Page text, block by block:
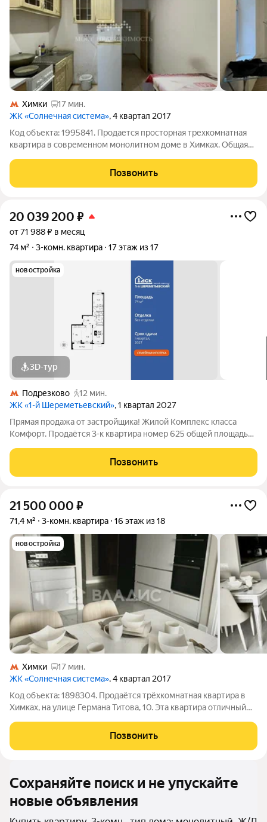
Химки
17 мин.
ЖК «Солнечная система», 4 квартал 2017
Код объекта: 1995841. Продается просторная трехкомнатная
квартира в современном монолитном доме в Химках. Общая
м, что позволяет с комфортом разместить большую семью или
организовать
Позвонить
20 039 200 ₽
от 71 988 ₽ в месяц
74 м²
3-комн. квартира 17 этаж из 17
новостройка
3D-тур
Подрезково
12 мин.
ЖК «1-й Шереметьевский», 1 квартал 2027
Прямая продажа от застройщика! Жилой Комплекс класса
Комфорт. Продаётся 3-к квартира номер 625 общей площадью
Мастер-зона с гардеробной. Просторное место для отдыха и
удобного хранения вещей.
Позвонить
21 500 000 ₽
71,4 м² 3-комн. квартира 16 этаж из 18
новостройка
Химки
17 мин.
ЖК «Солнечная система», 4 квартал 2017
Код объекта: 1898304. Продаётся трёхкомнатная квартира в
Химках, на улице Германа Титова, 10. Эта квартира отличный
планировкой и качественным ремонтом. Квартира
расположена на 16-м этаже
Позвонить
Сохраняйте поиск и не упускайте
новые объявления